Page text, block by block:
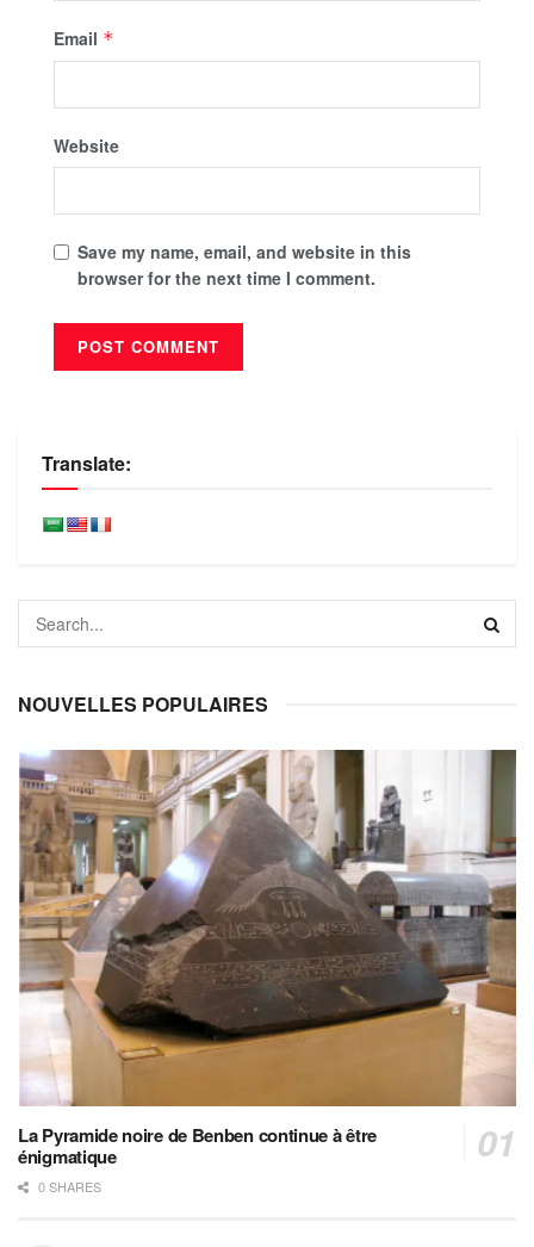
Email *
Website
Save my name, email, and website in this
browser for the next time I comment.
Translate:
NOUVELLES POPULAIRES
La Pyramide noire de Benben continue à être
énigmatique
0 SHARES